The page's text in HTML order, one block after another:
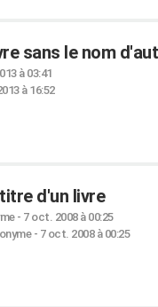
sans le nom
à 03:41
à 16:52
d'un livre
- 7 oct. 2008 à 00:25
- 7 oct. 2008 à 00:25